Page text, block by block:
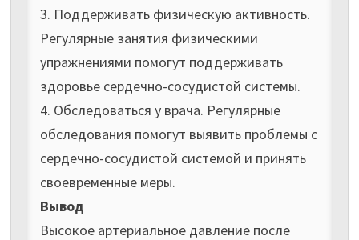
3. Поддерживать физическую активность.
Регулярные занятия физическими
упражнениями помогут поддерживать
здоровье сердечно-сосудистой системы.
4. Обследоваться у врача. Регулярные
обследования помогут выявить проблемы с
сердечно-сосудистой системой и принять
своевременные меры.
Вывод
Высокое артериальное давление после